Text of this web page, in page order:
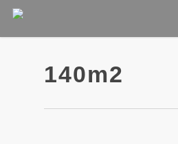
Skip
content
140m2